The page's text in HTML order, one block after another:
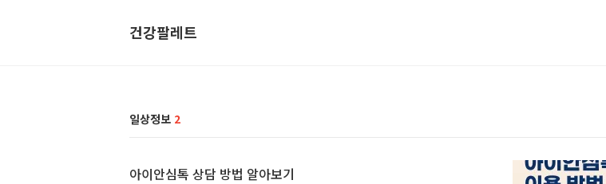
건강팔레트
일상정보 2
아이안심톡 상담 방법 알아보기